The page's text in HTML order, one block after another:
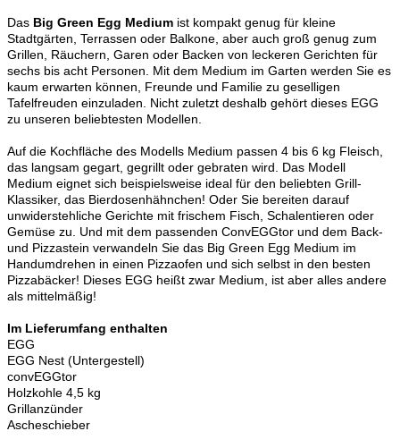
Das Big Green Egg Medium ist kompakt genug für kleine
Stadtgärten, Terrassen oder Balkone, aber auch groß genug zum
Grillen, Räuchern, Garen oder Backen von leckeren Gerichten für
sechs bis acht Personen. Mit dem Medium im Garten werden Sie es
kaum erwarten können, Freunde und Familie zu geselligen
Tafelfreuden einzuladen. Nicht zuletzt deshalb gehört dieses EGG
zu unseren beliebtesten Modellen.
Auf die Kochfläche des Modells Medium passen 4 bis 6 kg Fleisch,
das langsam gegart, gegrillt oder gebraten wird. Das Modell
Medium eignet sich beispielsweise ideal für den beliebten Grill-
Klassiker, das Bierdosenhähnchen! Oder Sie bereiten darauf
unwiderstehliche Gerichte mit frischem Fisch, Schalentieren oder
Gemüse zu. Und mit dem passenden ConvEGGtor und dem Back-
und Pizzastein verwandeln Sie das Big Green Egg Medium im
Handumdrehen in einen Pizzaofen und sich selbst in den besten
Pizzabäcker! Dieses EGG heißt zwar Medium, ist aber alles andere
als mittelmäßig!
Im Lieferumfang enthalten
EGG
EGG Nest (Untergestell)
convEGGtor
Holzkohle 4,5 kg
Grillanzünder
Ascheschieber